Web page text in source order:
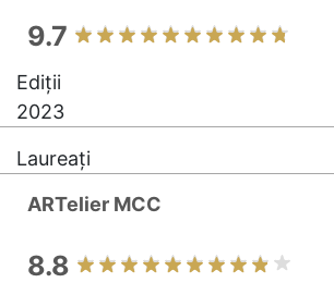
9.7
Ediții
2023
Laureați
ARTelier MCC
8.8